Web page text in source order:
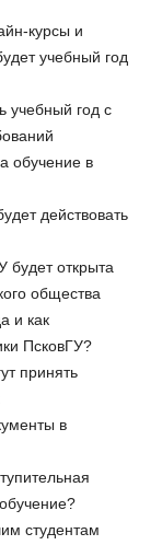
курсы и
учебный год
учебный год с
обучение в
действовать
будет открыта
общества
и как
ПсковГУ?
принять
в
студентам